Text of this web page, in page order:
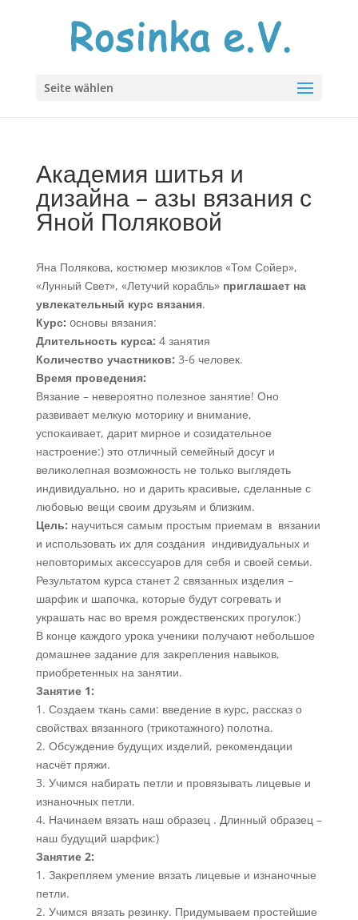
Seite wählen
Академия шитья и
дизайна – азы вязания с
Яной Поляковой
Яна Полякова, костюмер мюзиклов «Том Сойер»,
«Лунный Свет», «Летучий корабль» приглашает на
увлекательный курс вязания.
Курс: oсновы вязания:
Длительность курса: 4 занятия
Количество участников: 3-6 человек.
Время проведения:
Вязание – невероятно полезное занятие! Оно
развивает мелкую моторику и внимание,
успокаивает, дарит мирное и созидательное
настроение:) это отличный семейный досуг и
великолепная возможность не только выглядеть
индивидуально, но и дарить красивые, сделанные с
любовью вещи своим друзьям и близким.
Цель: научиться самым простым приемам в вязании
и использовать их для создания индивидуальных и
неповторимых аксессуаров для себя и своей семьи.
Результатом курса станет 2 связанных изделия –
шарфик и шапочка, которые будут согревать и
украшать нас во время рождественских прогулок:)
В конце каждого урока ученики получают небольшое
домашнее задание для закрепления навыков,
приобретенных на занятии.
Занятие 1:
1. Создаем ткань сами: введение в курс, рассказ о
свойствах вязанного (трикотажного) полотна.
2. Обсуждение будущих изделий, рекомендации
насчёт пряжи.
3. Учимся набирать петли и провязывать лицевые и
изнаночных петли.
4. Начинаем вязать наш образец . Длинный образец –
наш будущий шарфик:)
Занятие 2:
1. Закрепляем умение вязать лицевые и изнаночные
петли.
2. Учимся вязать резинку. Придумываем простейшие